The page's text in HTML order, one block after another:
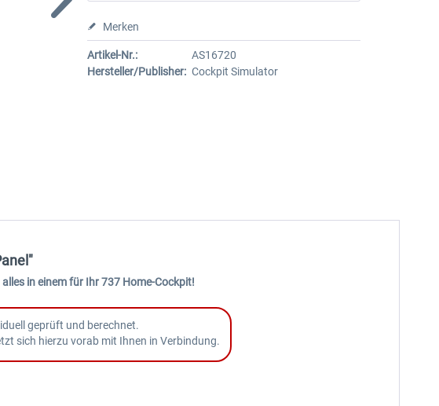
Merken
Artikel-Nr.:
AS16720
Hersteller/Publisher: Cockpit Simulator
in einem für Ihr 737 Home-Cockpit!
geprüft und berechnet.
sich hierzu vorab mit Ihnen in Verbindung.